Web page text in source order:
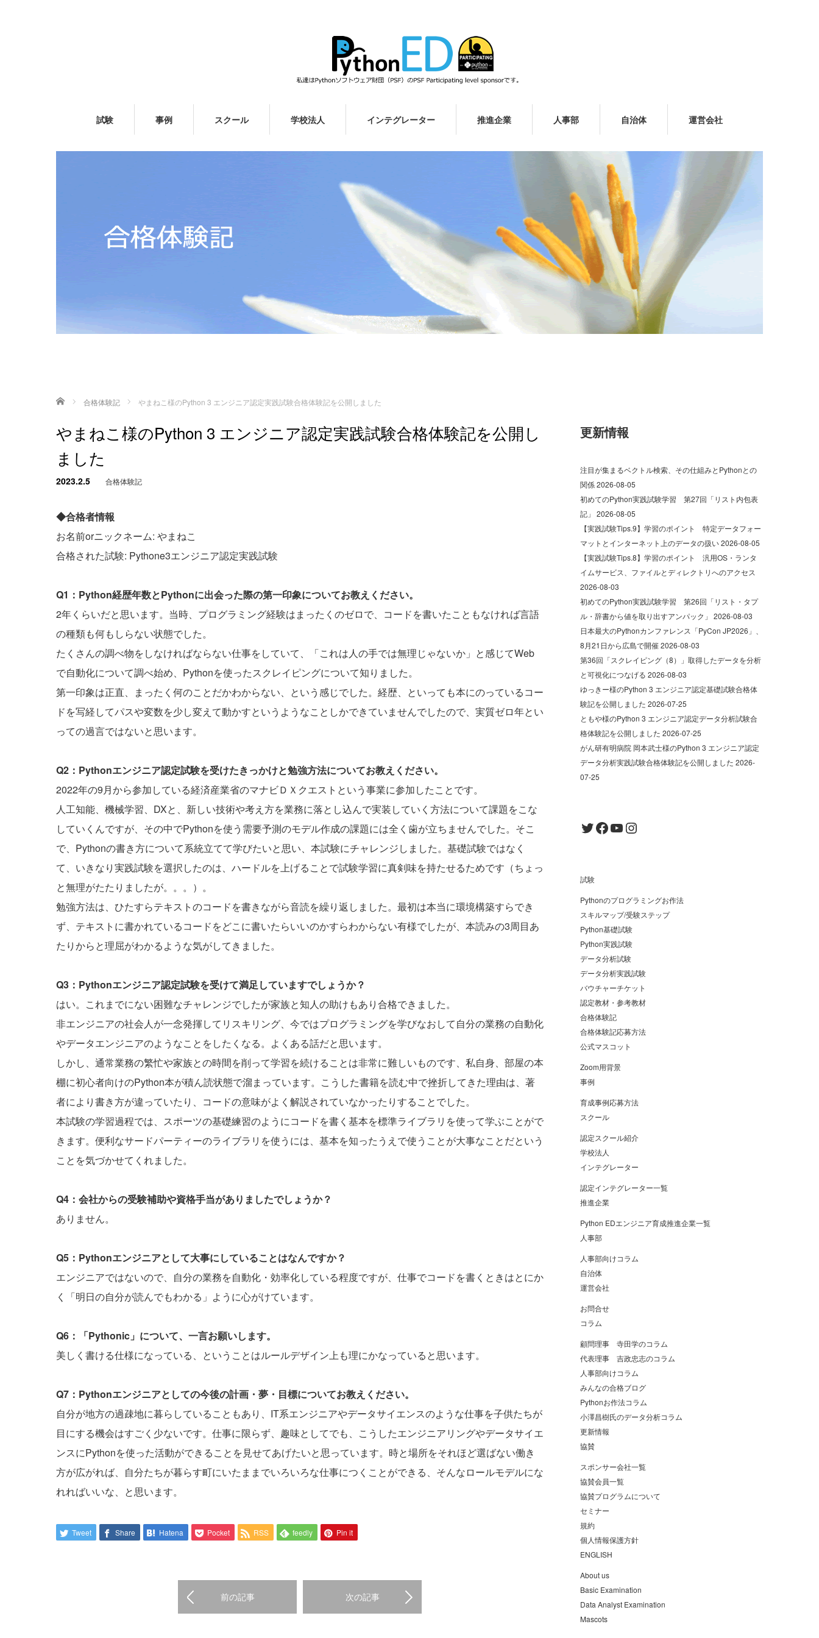
試験 事例 スクール 学校法人 インテグレーター 推進企業 人事部 自治体 運営会社
ホーム 合格体験記 やまねこ様のPython 3 エンジニア認定実践試験合格体験記を公開しました
やまねこ様のPython 3 エンジニア認定実践試験合格体験記を公開し
ました
2023.2.5 合格体験記
◆合格者情報
お名前orニックネーム: やまねこ
合格された試験: Pythone3エンジニア認定実践試験
Q1：Python経歴年数とPythonに出会った際の第一印象についてお教えください。
2年くらいだと思います。当時、プログラミング経験はまったくのゼロで、コードを書いたこともなければ言語
の種類も何もしらない状態でした。
たくさんの調べ物をしなければならない仕事をしていて、「これは人の手では無理じゃないか」と感じてWeb
で自動化について調べ始め、Pythonを使ったスクレイピングについて知りました。
第一印象は正直、まったく何のことだかわからない、という感じでした。経歴、といっても本にのっているコー
ドを写経してパスや変数を少し変えて動かすというようなことしかできていませんでしたので、実質ゼロ年とい
っての過言ではないと思います。
Q2：Pythonエンジニア認定試験を受けたきっかけと勉強方法についてお教えください。
2022年の9月から参加している経済産業省のマナビＤＸクエストという事業に参加したことです。
人工知能、機械学習、DXと、新しい技術や考え方を業務に落とし込んで実装していく方法について課題をこな
していくんですが、その中でPythonを使う需要予測のモデル作成の課題には全く歯が立ちませんでした。そこ
で、Pythonの書き方について系統立てて学びたいと思い、本試験にチャレンジしました。基礎試験ではなく
て、いきなり実践試験を選択したのは、ハードルを上げることで試験学習に真剣味を持たせるためです（ちょっ
と無理がたたりましたが。。。）。
勉強方法は、ひたすらテキストのコードを書きながら音読を繰り返しました。最初は本当に環境構築すらでき
ず、テキストに書かれているコードをどこに書いたらいいのかすらわからない有様でしたが、本読みの3周目あ
たりからと理屈がわかるような気がしてきました。
Q3：Pythonエンジニア認定試験を受けて満足していますでしょうか？
はい。これまでにない困難なチャレンジでしたが家族と知人の助けもあり合格できました。
非エンジニアの社会人が一念発揮してリスキリング、今ではプログラミングを学びなおして自分の業務の自動化
やデータエンジニアのようなことをしたくなる。よくある話だと思います。
しかし、通常業務の繁忙や家族との時間を削って学習を続けることは非常に難しいものです、私自身、部屋の本
棚に初心者向けのPython本が積ん読状態で溜まっています。こうした書籍を読む中で挫折してきた理由は、著
者により書き方が違っていたり、コードの意味がよく解説されていなかったりすることでした。
本試験の学習過程では、スポーツの基礎練習のようにコードを書く基本を標準ライブラリを使って学ぶことがで
きます。便利なサードパーティーのライブラリを使うには、基本を知ったうえで使うことが大事なことだという
ことを気づかせてくれました。
Q4：会社からの受験補助や資格手当がありましたでしょうか？
ありません。
Q5：Pythonエンジニアとして大事にしていることはなんですか？
エンジニアではないので、自分の業務を自動化・効率化している程度ですが、仕事でコードを書くときはとにか
く「明日の自分が読んでもわかる」ように心がけています。
Q6：「Pythonic」について、一言お願いします。
美しく書ける仕様になっている、ということはルールデザイン上も理にかなっていると思います。
Q7：Pythonエンジニアとしての今後の計画・夢・目標についてお教えください。
自分が地方の過疎地に暮らしていることもあり、IT系エンジニアやデータサイエンスのような仕事を子供たちが
目にする機会はすごく少ないです。仕事に限らず、趣味としてでも、こうしたエンジニアリングやデータサイエ
ンスにPythonを使った活動ができることを見せてあげたいと思っています。時と場所をそれほど選ばない働き
方が広がれば、自分たちが暮らす町にいたままでいろいろな仕事につくことができる、そんなロールモデルにな
れればいいな、と思います。
Tweet Share Hatena Pocket RSS feedly Pin it
前の記事 次の記事
更新情報
注目が集まるベクトル検索、その仕組みとPythonとの
関係2026-08-05
初めてのPython実践試験学習 第27回「リスト内包表
記」 2026-08-05
【実践試験Tips.9】学習のポイント 特定データフォー
マットとインターネット上のデータの扱い2026-08-05
【実践試験Tips.8】学習のポイント 汎用OS・ランタ
イムサービス、ファイルとディレクトリへのアクセス
2026-08-03
初めてのPython実践試験学習 第26回「リスト・タプ
ル・辞書から値を取り出すアンパック」 2026-08-03
日本最大のPythonカンファレンス「PyCon JP2026」、
8月21日から広島で開催2026-08-03
第36回「スクレイピング（8）」取得したデータを分析
と可視化につなげる 2026-08-03
ゆっきー様のPython 3 エンジニア認定基礎試験合格体
験記を公開しました 2026-07-25
ともや様のPython 3 エンジニア認定データ分析試験合
格体験記を公開しました 2026-07-25
がん研有明病院 岡本武士様のPython 3 エンジニア認定
データ分析実践試験合格体験記を公開しました 2026-
07-25
Twitter
Facebook
YouTube
Instagram
試験
Pythonのプログラミングお作法
スキルマップ/受験ステップ
Python基礎試験
Python実践試験
データ分析試験
データ分析実践試験
バウチャーチケット
認定教材・参考教材
合格体験記
合格体験記応募方法
公式マスコット
Zoom用背景
事例
育成事例応募方法
スクール
認定スクール紹介
学校法人
インテグレーター
認定インテグレーター一覧
推進企業
Python EDエンジニア育成推進企業一覧
人事部
人事部向けコラム
自治体
運営会社
お問合せ
コラム
顧問理事 寺田学のコラム
代表理事 吉政忠志のコラム
人事部向けコラム
みんなの合格ブログ
Pythonお作法コラム
小澤昌樹氏のデータ分析コラム
更新情報
協賛
スポンサー会社一覧
協賛会員一覧
協賛プログラムについて
セミナー
規約
個人情報保護方針
ENGLISH
About us
Basic Examination
Data Analyst Examination
Mascots